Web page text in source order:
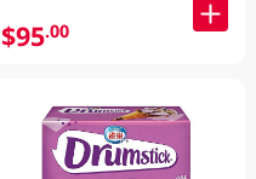
$95.00